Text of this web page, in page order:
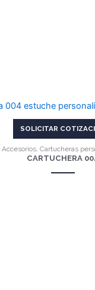
VER MÁS
SOLICITAR
Accesorios, Cartucheras
CARTUCHERA